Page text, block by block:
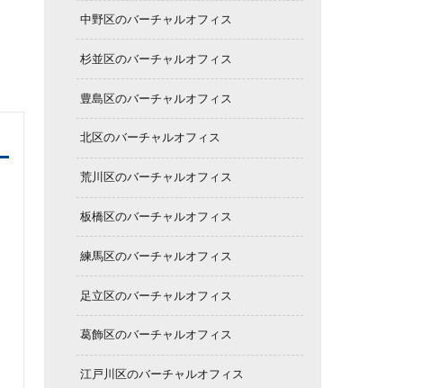
中野区のバーチャルオフィス
杉並区のバーチャルオフィス
豊島区のバーチャルオフィス
北区のバーチャルオフィス
荒川区のバーチャルオフィス
板橋区のバーチャルオフィス
練馬区のバーチャルオフィス
足立区のバーチャルオフィス
葛飾区のバーチャルオフィス
江戸川区のバーチャルオフィス